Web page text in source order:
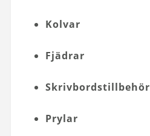
Kolvar
Fjädrar
Skrivbordstillbehör
Prylar